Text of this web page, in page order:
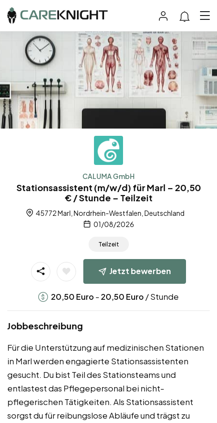
CALUMA GmbH
Stationsassistent (m/w/d) für Marl – 20,50
€ / Stunde – Teilzeit
45772 Marl, Nordrhein-Westfalen, Deutschland
01/08/2026
Teilzeit
Jetzt bewerben
20,50 Euro - 20,50 Euro / Stunde
Jobbeschreibung
Für die Unterstützung auf medizinischen Stationen
in Marl werden engagierte Stationsassistenten
gesucht. Du bist Teil des Stationsteams und
entlastest das Pflegepersonal bei nicht-
pflegerischen Tätigkeiten. Als Stationsassistent
sorgst du für reibungslose Abläufe und trägst zu